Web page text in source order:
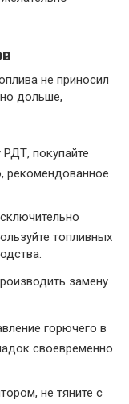
не приносил
дольше,
покупайте
рекомендованное
топливных
замену
горючего в
своевременно
не тяните с